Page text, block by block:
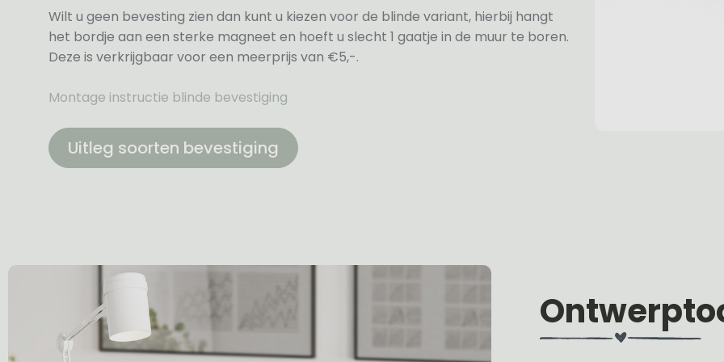
Wilt u geen bevesting zien dan kunt u kiezen voor de blinde variant, hierbij hangt
het bordje aan een sterke magneet en hoeft u slecht 1 gaatje in de muur te boren.
Deze is verkrijgbaar voor een meerprijs van €5,-.
Montage instructie blinde bevestiging
Uitleg soorten bevestiging